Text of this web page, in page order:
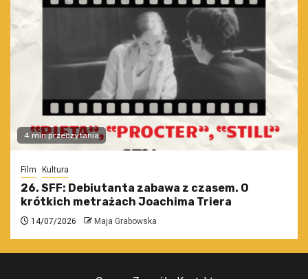
4 min przeczytania
Film Kultura
26. SFF: Debiutanta zabawa z czasem. O
krótkich metrażach Joachima Triera
14/07/2026 Maja Grabowska